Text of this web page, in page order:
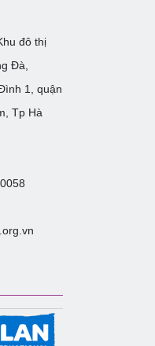
đô thị
Đà,
1, quận
Tp Hà